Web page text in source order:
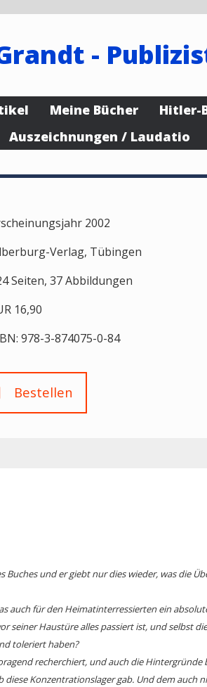
-
Meine Bücher Hitler-
Auszeichnungen / Laudatio
2002
Verlag, Tübingen
Seiten, 37 Abbildungen
16,90
978-3-874075-0-84
Bestellen
Konzentrationslager. Hier wurden
den Treibstoffnachschub der Wehrmacht
Historiker Michael Grandt, 39, das erste Buch
verfasst. Er beschreibt die
der Häftlinge, die »Todesmärsche« nach der
der Befreiten. Historische und aktuelle Fotos
regionalgeschichtlichem Wert - ein Buch
handelt und den Opfern des Nazi-Terrors
Buches und er giebt nur dies wieder, was die
auch für den Heimatinterressierten ein
seiner Haustüre alles passiert ist, und selbst
toleriert haben?
recherchiert, und auch die Hintergründe
diese Konzentrationslager gab. Und dem auch